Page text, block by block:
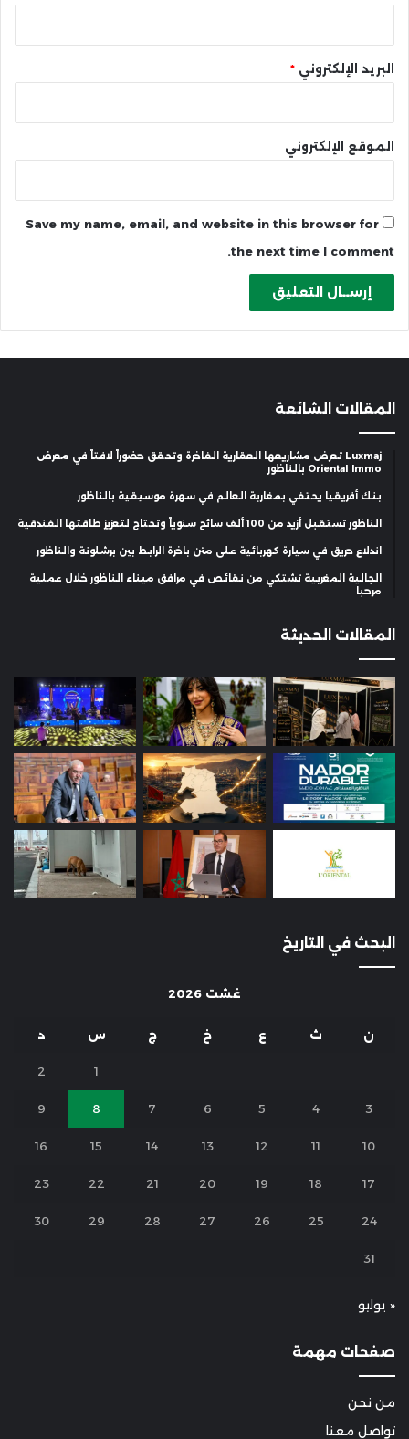
البريد الإلكتروني *
الموقع الإلكتروني
Save my name, email, and website in this browser for
the next time I comment.
المقالات الشائعة
Luxmaj تعرض مشاريعها العقارية الفاخرة وتحقق حضوراً لافتاً في معرض
Oriental Immo بالناظور
بنك أفريقيا يحتفي بمغاربة العالم في سهرة موسيقية بالناظور
الناظور تستقبل أزيد من 100 ألف سائح سنوياً وتحتاج لتعزيز طاقتها الفندقية
اندلاع حريق في سيارة كهربائية على متن باخرة الرابط بين برشلونة والناظور
الجالية المغربية تشتكي من نقائص في مرافق ميناء الناظور خلال عملية
مرحبا
المقالات الحديثة
البحث في التاريخ
غشت 2026
ن ث ع خ ج س د
1
2
3
4
5
6
7
8
9
10
11
12
13
14
15
16
17
18
19
20
21
22
23
24
25
26
27
28
29
30
31
« يوليو
صفحات مهمة
من نحن
تواصل معنا